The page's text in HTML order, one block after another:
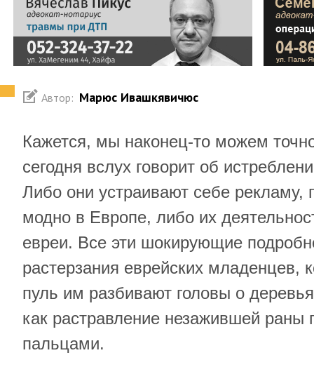
Автор: Марюс Ивашкявичюс
Кажется, мы наконец-то можем
сегодня вслух говорит об
Либо они устраивают себе рекламу,
модно в Европе, либо их
евреи. Все эти шокирующие
растерзания еврейских младенцев,
пуль им разбивают головы о
как растравление незажившей
пальцами.